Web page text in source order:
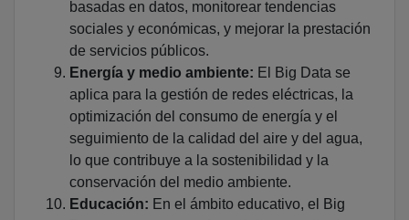
basadas en datos, monitorear tendencias
sociales y económicas, y mejorar la prestación
de servicios públicos.
Energía y medio ambiente: El Big Data se
aplica para la gestión de redes eléctricas, la
optimización del consumo de energía y el
seguimiento de la calidad del aire y del agua,
lo que contribuye a la sostenibilidad y la
conservación del medio ambiente.
Educación: En el ámbito educativo, el Big